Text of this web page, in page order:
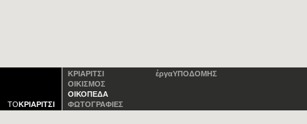
ΤΟΚΡΙΑΡΙΤΣΙ
ΚΡΙΑΡΙΤΣΙ
ΟΙΚΙΣΜΟΣ
ΟΙΚΟΠΕΔΑ
έργαΥΠΟΔΟΜΗΣ
ΦΩΤΟΓΡΑΦΙΕΣ